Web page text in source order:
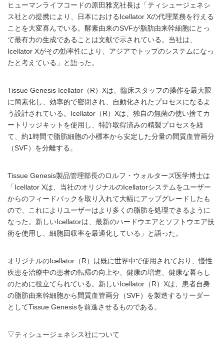
ヒューマンライフコードの原田雅充社長は「ティシュージェネシ
ス社との提携により、日本におけるIcellator Xの代理業務を行える
ことを大変喜んでいる。酵素由来のSVFが脂肪由来幹細胞にとっ
て最有力の生成であることは文献で示されている。当社は、
Icellator Xがその効率性により、アジアでトップのシステムになっ
たと考えている」と語った。
Tissue Genesis Icellator（R）Xは、臨床スタッフの操作を最大限
に簡素化し、効率的で密閉され、自動化されたプロセスになるよ
う設計されている。Icellator（R）Xは、独自の無菌の使い捨てカ
ートリッジキットを使用し、特許取得済みの精製プロセスを経
て、約1時間で脂肪細胞の小標本から安定した分量の間質血管画分
（SVF）を分離する。
Tissue Genesis製品管理部長のロルフ・ウォルターズ医学博士は
「Icellator Xは、当社のオリジナルのIcellatorシステムをユーザー
からのフィードバックを取り入れて大幅にアップグレードしたも
ので、これによりユーザーはより多くの脂肪を処理できるように
なった。新しいIcellatorは、最新のハードウエアとソフトウエア技
術を使用し、細胞回収率を最適化している」と語った。
オリジナルのIcellator（R）は既に世界中で使用されており、慢性
疾患を治療中の患者の転帰の向上や、健康の増進、健康な暮らし
のために役立てられている。新しいIcellator（R）Xは、患者自身
の脂肪由来幹細胞から間質血管画分（SVF）を製造するリーダー
としてTissue Genesisを前進させるものである。
▽ティシュージェネシス社について